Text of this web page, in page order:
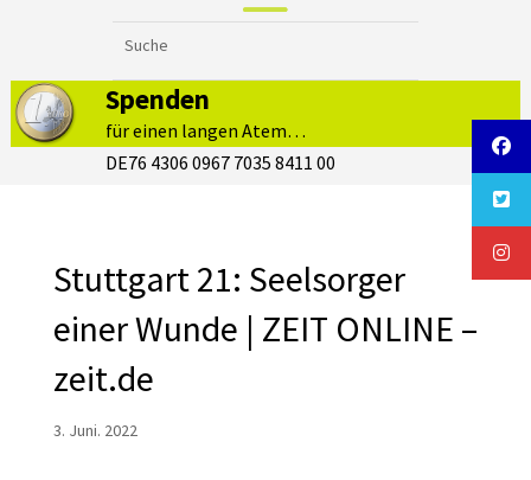
Spenden
für einen langen Atem…
DE76 4306 0967 7035 8411 00
Stuttgart 21: Seelsorger
einer Wunde | ZEIT ONLINE –
zeit.de
3. Juni. 2022